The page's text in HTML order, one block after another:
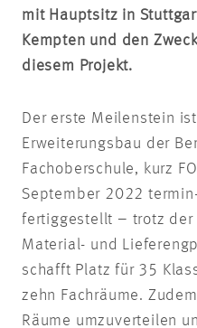
mit Hauptsitz in
Kempten und den
diesem Projekt.
Der erste Meilenstein
Erweiterungsbau der
Fachoberschule, kurz
September 2022
fertiggestellt – trotz der
Material- und
schafft Platz für 35
zehn Fachräume.
Räume umzuverteilen